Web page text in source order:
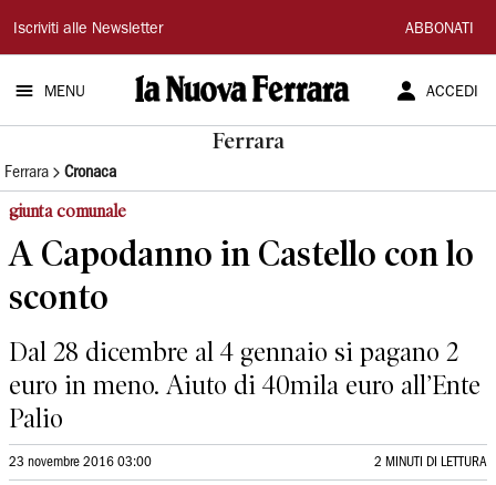
La
Nuova
Ferrara
Iscriviti alle Newsletter ABBONATI
MENU ACCEDI
Ferrara
Ferrara Cronaca
giunta comunale
A Capodanno in Castello con lo
sconto
Dal 28 dicembre al 4 gennaio si pagano 2
euro in meno. Aiuto di 40mila euro all’Ente
Palio
23 novembre 2016 03:00 2 MINUTI DI LETTURA